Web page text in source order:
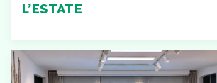
L’ESTATE